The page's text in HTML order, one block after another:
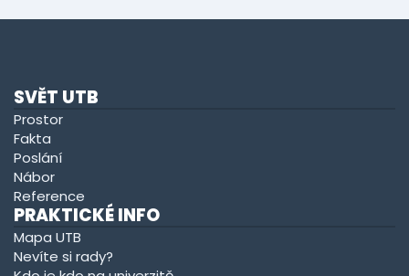
SVĚT UTB
Prostor
Fakta
Poslání
Nábor
Reference
PRAKTICKÉ INFO
Mapa UTB
Nevíte si rady?